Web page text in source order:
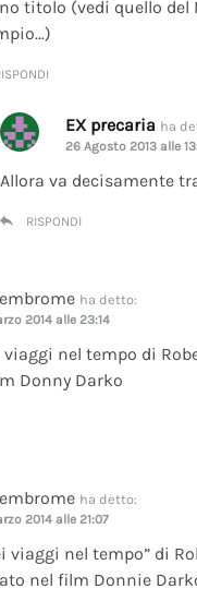
titolo (vedi quello del
EX precaria ha
26 Agosto 2013 alle
Allora va decisamente
RISPONDI
ha detto:
2014 alle 23:14
nel tempo di
Donny Darko
ha detto:
2014 alle 21:07
viaggi nel tempo” di
nel film Donnie